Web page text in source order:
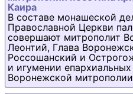
Каира
В составе монашеской
Православной Церкви
совершают митрополит
Леонтий, Глава
Россошанский и
и игумении
Воронежской